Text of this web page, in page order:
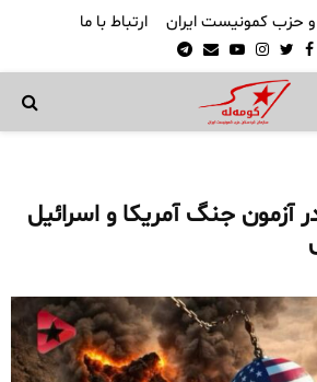
حزب کمونیست ایران ارتباط با ما
Facebook
Twitter
Instagram
Youtube
Email
Telegram
آزمون جنگ آمریکا و اسرائیل